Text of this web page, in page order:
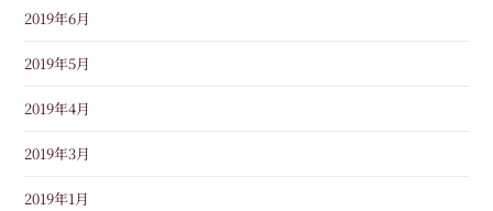
2019年6月
2019年5月
2019年4月
2019年3月
2019年1月